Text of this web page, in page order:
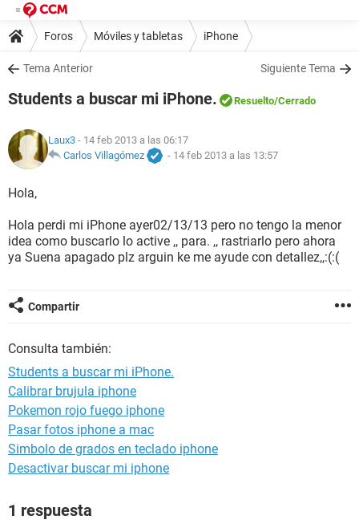
Foros Móviles y tabletas iPhone
Tema Anterior Siguiente Tema
Students a buscar mi iPhone. Resuelto/Cerrado
Laux3 - 14 feb 2013 a las 06:17
Carlos Villagómez
- 14 feb 2013 a las 13:57
Hola,
Hola perdi mi iPhone ayer02/13/13 pero no tengo la menor
idea como buscarlo lo active ,, para. ,, rastriarlo pero ahora
ya Suena apagado plz arguin ke me ayude con detallez,,:(:(
Compartir
Consulta también:
Students a buscar mi iPhone.
Calibrar brujula iphone
Pokemon rojo fuego iphone
Pasar fotos iphone a mac
Simbolo de grados en teclado iphone
Desactivar buscar mi iphone
1 respuesta